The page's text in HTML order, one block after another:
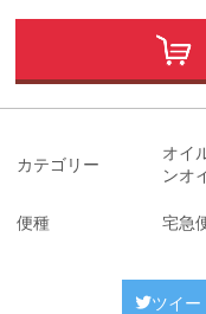
カテゴリー
オイ
ンオ
便種 宅急
ツイー